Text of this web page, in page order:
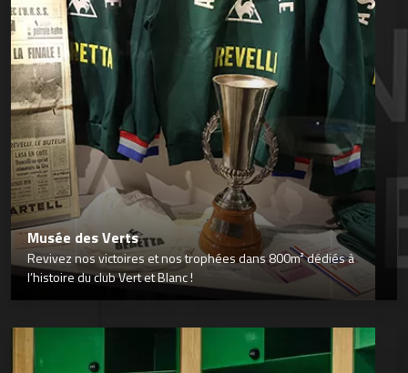
Musée des Verts
Revivez nos victoires et nos trophées dans 800m² dédiés à
l’histoire du club Vert et Blanc !